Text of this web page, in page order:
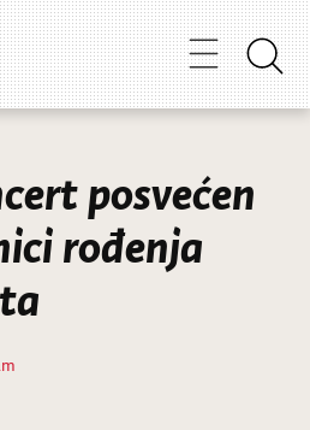
posvećen
rođenja